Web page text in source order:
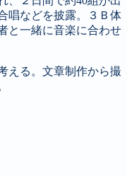
唱などを披露。３Ｂ体
と一緒に音楽に合わせ
える。文章制作から撮